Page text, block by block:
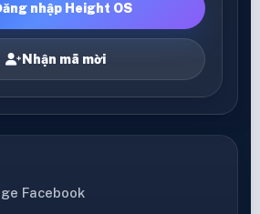
nhập Height OS
Nhận mã mời
Facebook